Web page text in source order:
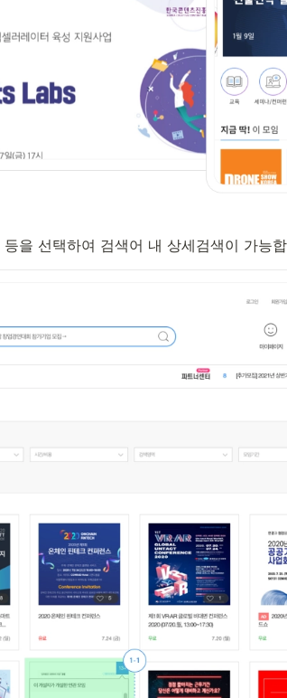
을 선택하여 검색어 내 상세검색이 가능